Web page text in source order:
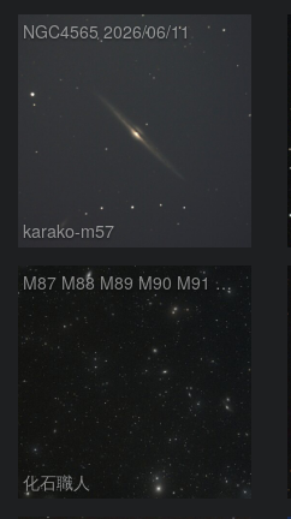
NGC4565 2026/06/11
karako-m57
M87 M88 M89 M90 M91 マルカリアンの銀河鎖 おとめ座 かみのけ座
化石職人